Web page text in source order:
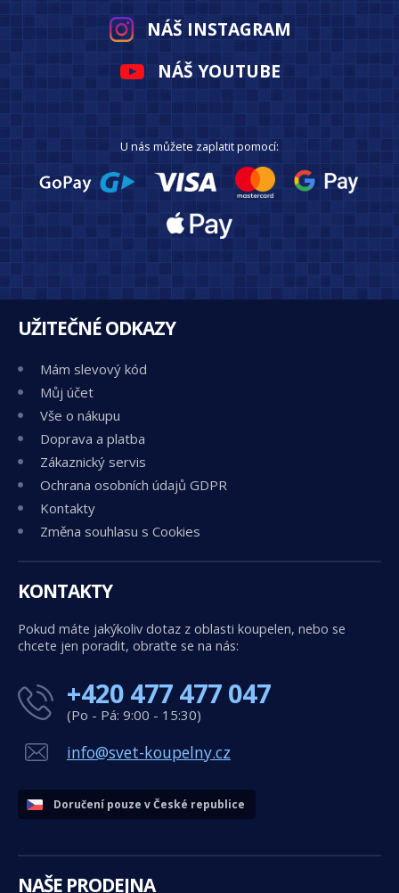
NÁŠ INSTAGRAM
NÁŠ YOUTUBE
U nás můžete zaplatit pomocí:
UŽITEČNÉ ODKAZY
Mám slevový kód
Můj účet
Vše o nákupu
Doprava a platba
Zákaznický servis
Ochrana osobních údajů GDPR
Kontakty
Změna souhlasu s Cookies
KONTAKTY
Pokud máte jakýkoliv dotaz z oblasti koupelen, nebo se
chcete jen poradit, obraťte se na nás:
+420 477 477 047
(Po - Pá: 9:00 - 15:30)
info@svet-koupelny.cz
Doručení pouze v České republice
NAŠE PRODEJNA